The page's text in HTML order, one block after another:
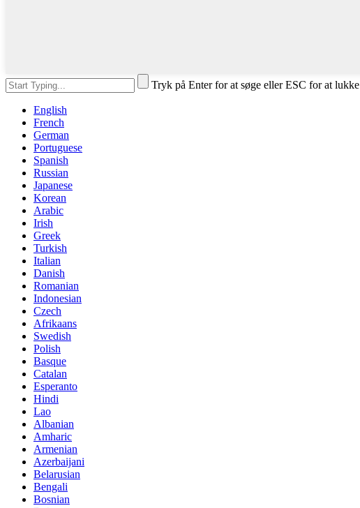
Tryk på Enter for at søge eller ESC for at lukke
English
French
German
Portuguese
Spanish
Russian
Japanese
Korean
Arabic
Irish
Greek
Turkish
Italian
Danish
Romanian
Indonesian
Czech
Afrikaans
Swedish
Polish
Basque
Catalan
Esperanto
Hindi
Lao
Albanian
Amharic
Armenian
Azerbaijani
Belarusian
Bengali
Bosnian